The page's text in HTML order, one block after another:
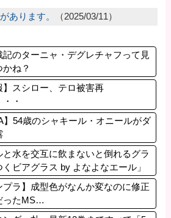
あります。 （2025/03/11）
記のターニャ・デグレチャフって見
ね？
】スシロー、テロ被害再
・
】54歳のシャキール・オニールがダ
と水を交互に飲まないと倒れるグラ
くビアグラス by よなよなエール」
プラ】成型色がなんか変なのに修正
ったMS…